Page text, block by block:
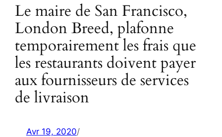
Le maire de San Francisco,
London Breed, plafonne
temporairement les frais que
les restaurants doivent payer
aux fournisseurs de services
de livraison
Avr 19, 2020/